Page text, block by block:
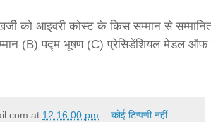
को आइवरी कोस्ट के किस सम्मान से
(B) पद्म भूषण (C) प्रेसिडेंशियल मेडल
at 12:16:00 pm कोई टिप्पणी नहीं: